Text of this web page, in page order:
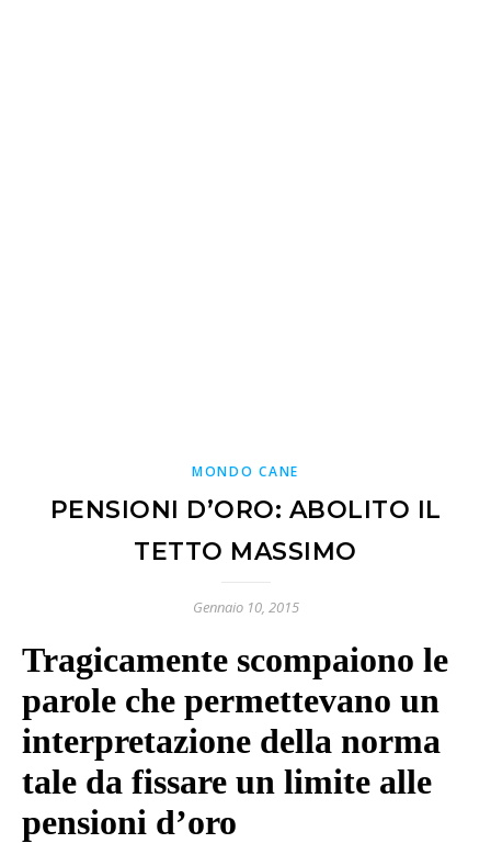
MONDO CANE
PENSIONI D’ORO: ABOLITO IL
TETTO MASSIMO
Gennaio 10, 2015
Tragicamente scompaiono le
parole che permettevano un
interpretazione della norma
tale da fissare un limite alle
pensioni d’oro